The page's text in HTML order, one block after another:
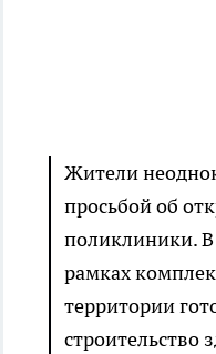
Жители
просьбой об
поликлиники.
рамках
территории
строительство